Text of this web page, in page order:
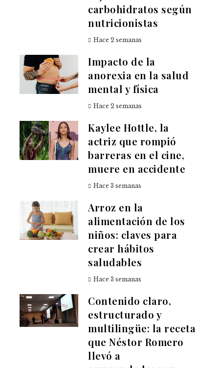
carbohidratos según
nutricionistas
Hace 2 semanas
Impacto de la
anorexia en la salud
mental y física
Hace 2 semanas
Kaylee Hottle, la
actriz que rompió
barreras en el cine,
muere en accidente
Hace 3 semanas
Arroz en la
alimentación de los
niños: claves para
crear hábitos
saludables
Hace 3 semanas
Contenido claro,
estructurado y
multilingüe: la receta
que Néstor Romero
llevó a